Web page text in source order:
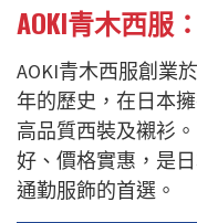
AOKI青木西服：
AOKI青木西服創業
年的歷史 ，在日本
高品質西裝及襯衫
好、價格實惠，是
通勤服飾的首選 。